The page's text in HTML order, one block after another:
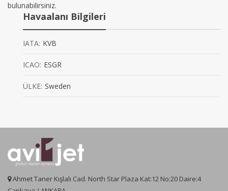
bulunabilirsiniz.
Havaalanı Bilgileri
IATA: KVB
ICAO: ESGR
ÜLKE: Sweden
Ahmet Taner Kışlalı Cad. North Star Plaza Kat:12 No:20 Daire:4